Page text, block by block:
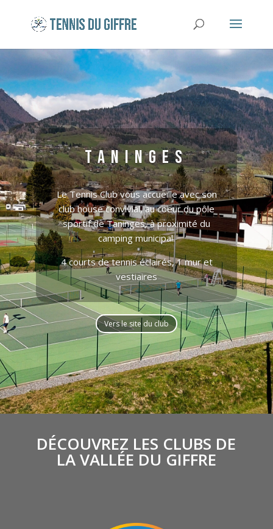
Taninges
Le Tennis Club vous accueille avec son
club house convivial, au coeur du pôle
sportif de Taninges, à proximité du
camping municipal.
4 courts de tennis éclairés, 1 mur et
vestiaires
Vers le site du club
DÉCOUVREZ LES CLUBS DE
LA VALLÉE DU GIFFRE